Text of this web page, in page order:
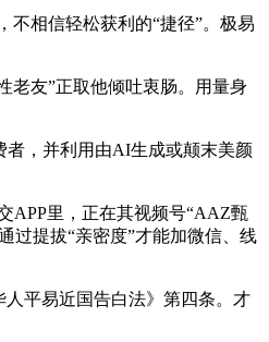
相信轻松获利的“捷径”。极易
友”正取他倾吐衷肠。用量身
，并利用由AI生成或颠末美颜
APP里，正在其视频号“AAZ甄
过提拔“亲密度”才能加微信、线
平易近国告白法》第四条。才